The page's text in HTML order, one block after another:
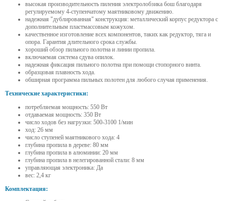
высокая производительность пиления электролобзика бош благодаря
регулируемому 4-ступенчатому маятниковому движению.
надежная "дублированная" конструкция: металлический корпус редуктора с
дополнительным пластмассовым кожухом.
качественное изготовление всех компонентов, таких как редуктор, тяга и
опора. Гарантия длительного срока службы.
хороший обзор пильного полотна и линии пропила.
включаемая система сдува опилок.
надежная фиксация пильного полотна при помощи стопорного винта.
образцовая плавность хода.
обширная программа пильных полотен для любого случая применения.
Технические характеристики:
потребляемая мощность: 550 Вт
отдаваемая мощность: 350 Вт
число ходов без нагрузки: 500-3100 1/мин
ход: 26 мм
число ступеней маятникового хода: 4
глубина пропила в дереве: 80 мм
глубина пропила в алюминии: 20 мм
глубина пропила в нелегированной стали: 8 мм
управляющая электроника: Да
вес: 2,4 кг
Комплектация: